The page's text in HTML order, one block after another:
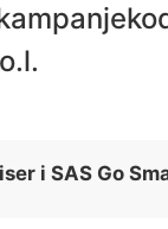
i SAS Go